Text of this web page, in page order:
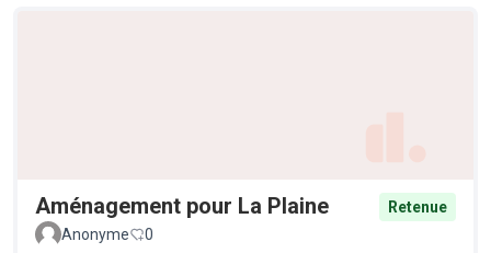
Aménagement pour La Plaine
Retenue
Anonyme
0